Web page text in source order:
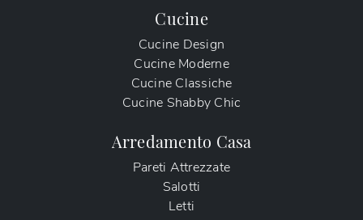
Cucine
Cucine Design
Cucine Moderne
Cucine Classiche
Cucine Shabby Chic
Arredamento Casa
Pareti Attrezzate
Salotti
Letti